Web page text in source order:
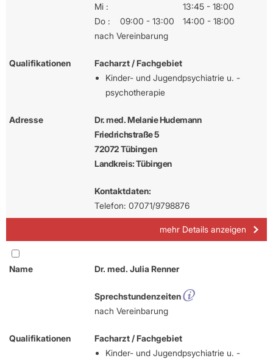
Mi :
13:45 - 18:00
Do :
09:00 - 13:00
14:00 - 18:00
nach Vereinbarung
Qualifikationen
Facharzt / Fachgebiet
Kinder- und Jugendpsychiatrie u. -
psychotherapie
Adresse
Dr. med. Melanie Hudemann
Friedrichstraße 5
72072 Tübingen
Landkreis: Tübingen
Kontaktdaten:
Telefon: 07071/9798876
mehr Details anzeigen
Name Dr. med. Julia Renner
Sprechstundenzeiten
nach Vereinbarung
Qualifikationen
Facharzt / Fachgebiet
Kinder- und Jugendpsychiatrie u. -